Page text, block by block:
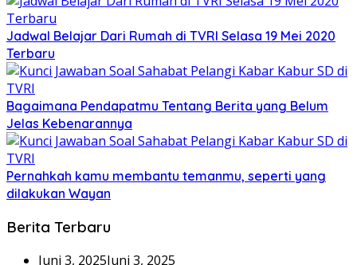
Jadwal Belajar Dari Rumah di TVRI Selasa 19 Mei 2020
Terbaru
Bagaimana Pendapatmu Tentang Berita yang Belum
Jelas Kebenarannya
Pernahkah kamu membantu temanmu, seperti yang
dilakukan Wayan
Berita Terbaru
Juni 3, 2025Juni 3, 2025